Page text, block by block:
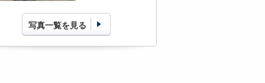
写真一覧を見る